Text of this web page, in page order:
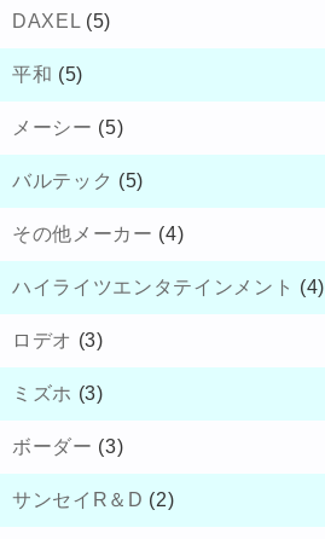
DAXEL (5)
平和 (5)
メーシー (5)
バルテック (5)
その他メーカー (4)
ハイライツエンタテインメント (4)
ロデオ (3)
ミズホ (3)
ボーダー (3)
サンセイR＆D (2)